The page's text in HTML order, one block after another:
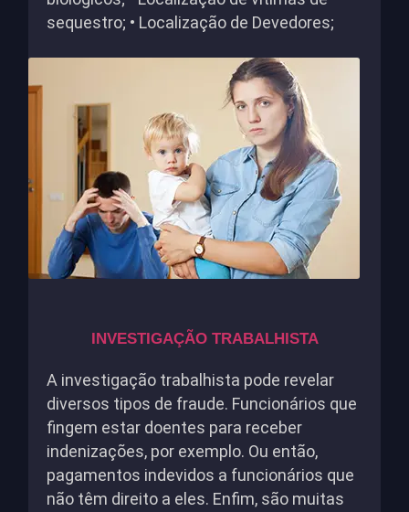
sequestro; • Localização de Devedores;
INVESTIGAÇÃO TRABALHISTA
A investigação trabalhista pode revelar
diversos tipos de fraude. Funcionários que
fingem estar doentes para receber
indenizações, por exemplo. Ou então,
pagamentos indevidos a funcionários que
não têm direito a eles. Enfim, são muitas